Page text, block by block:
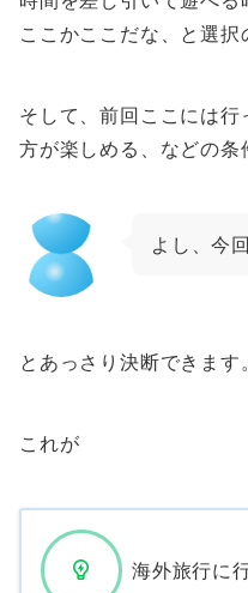
ここかここだな、と選択
そして、前回ここには
方が楽しめる、などの条
よし、今
とあっさり決断できます。
これが
海外旅行に